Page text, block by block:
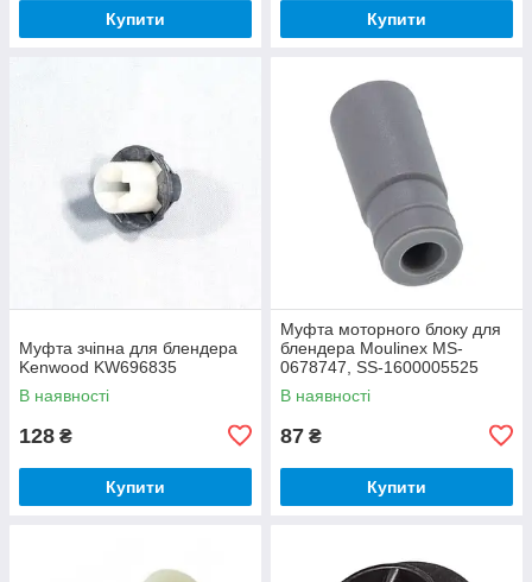
Купити Купити
Муфта зчіпна для блендера
Kenwood KW696835
В наявності
128 ₴
Купити
Муфта моторного блоку для
блендера Moulinex MS-
0678747, SS-1600005525
В наявності
87 ₴
Купити